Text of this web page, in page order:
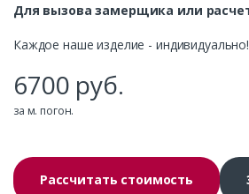
Для вызова замерщика или
Каждое наше изделие - индивидуально!
6700 руб.
за м. погон.
Рассчитать стоимость